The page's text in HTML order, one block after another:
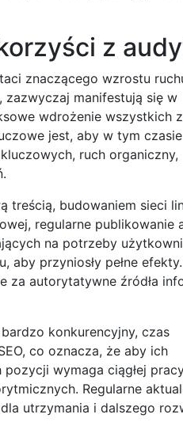
z
znaczącego wzrostu
manifestują się w
wdrożenie wszystkich
jest, aby w tym czasie
ruch organiczny,
treścią, budowaniem sieci
regularne publikowanie
na potrzeby
przyniosły pełne
za autorytatywne źródła
konkurencyjny, czas
co oznacza, że aby ich
wymaga ciągłej
Regularne
utrzymania i dalszego